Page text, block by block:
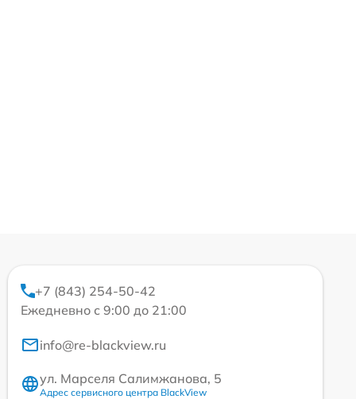
+7 (843) 254-50-42
Ежедневно с 9:00 до 21:00
info@re-blackview.ru
ул. Марселя Салимжанова, 5
Адрес сервисного центра BlackView